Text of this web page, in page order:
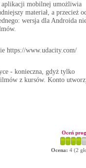
aplikacji mobilnej umożliwia
materiał, a przecież
wersja dla Androida
https://www.udacity.com/
- konieczna, gdyż tylko
z kursów. Konto
Oceń
Ocena: 4 (2